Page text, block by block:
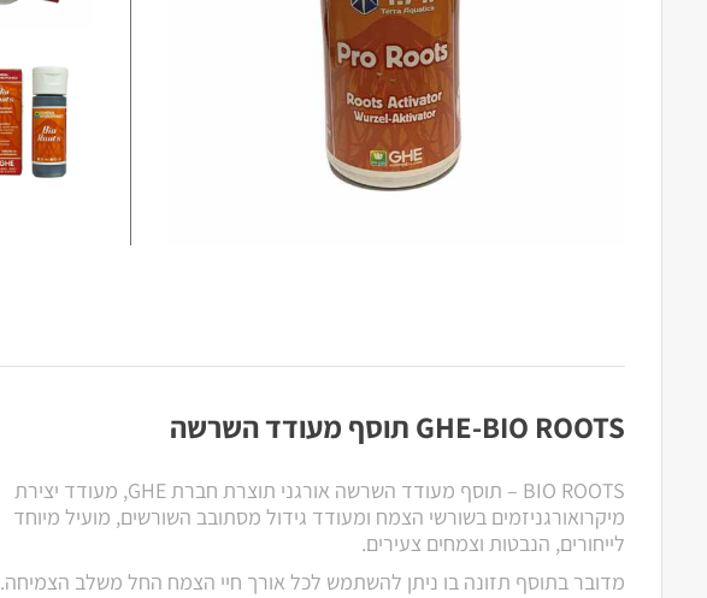
GHE-BIO ROOTS תוסף מעודד השרשה
BIO ROOTS – תוסף מעודד השרשה אורגני תוצרת חברת GHE, מעודד יצירת
מיקרואורגניזמים בשורשי הצמח ומעודד גידול מסתובב השורשים, מועיל מיוחד
לייחורים, הנבטות וצמחים צעירים.
מדובר בתוסף תזונה בו ניתן להשתמש לכל אורך חיי הצמח החל משלב הצמיחה.